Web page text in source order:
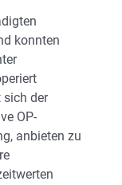
konnten
sich der
OP-
anbieten zu